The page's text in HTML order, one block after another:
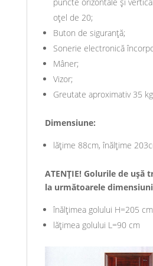
oţel de 20;
Buton de siguranţă;
Sonerie electronică
Mâner;
Vizor;
Greutate aproximativ 35
Dimensiune:
lățime 88cm, înălțime
ATENȚIE! Golurile de uşă
la următoarele
înălţimea golului H=205 cm
lăţimea golului L=90 cm